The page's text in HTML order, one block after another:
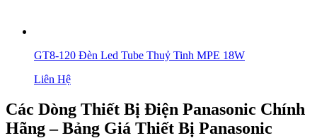
GT8-120 Đèn Led Tube Thuỷ Tinh MPE 18W
Liên Hệ
Các Dòng Thiết Bị Điện Panasonic Chính
Hãng – Bảng Giá Thiết Bị Panasonic